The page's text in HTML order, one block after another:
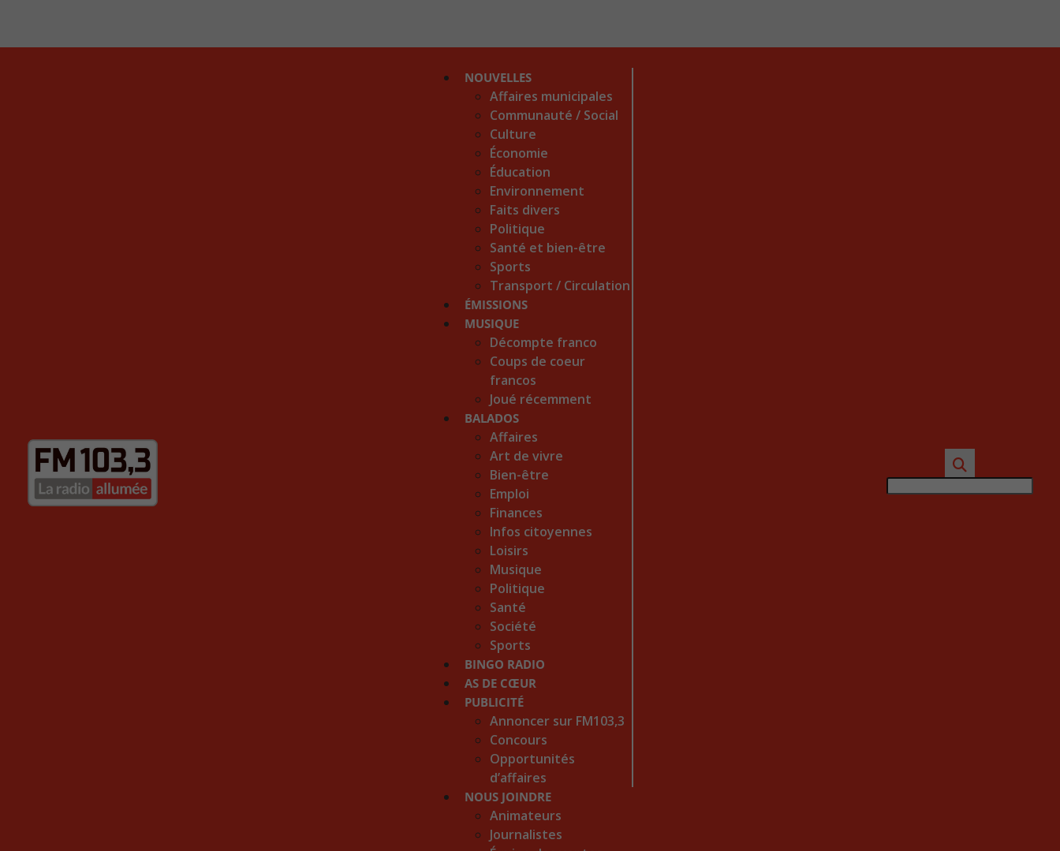
NOUVELLES
Affaires municipales
Communauté / Social
Culture
Économie
Éducation
Environnement
Faits divers
Politique
Santé et bien-être
Sports
Transport / Circulation
ÉMISSIONS
MUSIQUE
Décompte franco
Coups de coeur
francos
Joué récemment
BALADOS
Affaires
Art de vivre
Bien-être
Emploi
Finances
Infos citoyennes
Loisirs
Musique
Politique
Santé
Société
Sports
BINGO RADIO
AS DE CŒUR
PUBLICITÉ
Annoncer sur FM103,3
Concours
Opportunités
d’affaires
NOUS JOINDRE
Animateurs
Journalistes